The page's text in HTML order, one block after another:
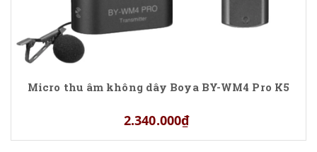
Micro thu âm không dây Boya BY-WM4 Pro K5
2.340.000₫